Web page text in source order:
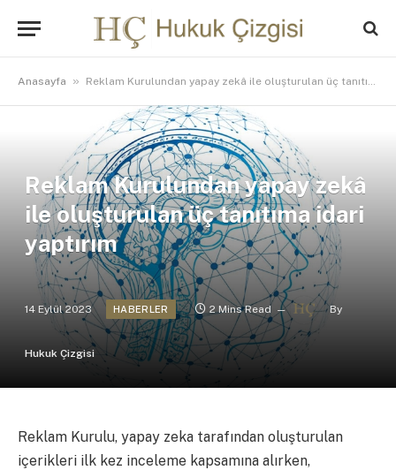
Anasayfa » Reklam Kurulundan yapay zekâ ile oluşturulan üç tanıtıma idari yaptırım
Reklam Kurulundan yapay zekâ
ile oluşturulan üç tanıtıma idari
yaptırım
14 Eylül 2023 HABERLER 2 Mins Read By
Hukuk Çizgisi
Reklam Kurulu, yapay zeka tarafından oluşturulan
içerikleri ilk kez inceleme kapsamına alırken,